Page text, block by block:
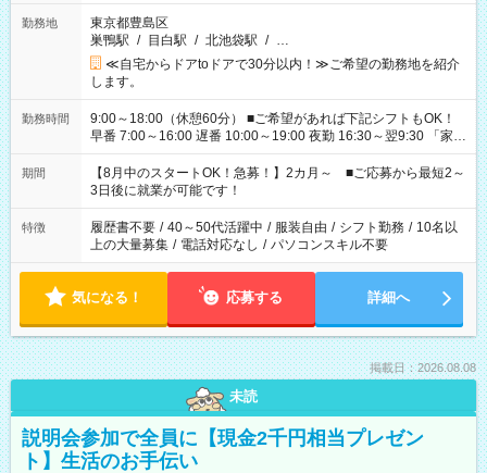
勤務地
東京都豊島区
巣鴨駅 / 目白駅 / 北池袋駅 / …
≪自宅からドアtoドアで30分以内！≫ご希望の勤務地を紹介
します。
勤務時間
9:00～18:00（休憩60分） ■ご希望があれば下記シフトもOK！
早番 7:00～16:00 遅番 10:00～19:00 夜勤 16:30～翌9:30 「家族
と休みを合わせたい」 「余裕を持って夕飯の準備がしたい」
「できれば残業はしたくない」 など、ご希望を教えてください
ね。 ※Wワーク希望の方へ 今ご覧のお仕事で希望する勤務時間
と、もう1つのお仕事の勤務時間。 合計で週40時間を超える場
合は応募できません。
期間
【8月中のスタートOK！急募！】2カ月～ ■ご応募から最短2～
3日後に就業が可能です！
特徴 履歴書不要 / 40～50代活躍中 / 服装自由 / シフト勤務 / 10名以
上の大量募集 / 電話対応なし / パソコンスキル不要
気になる！ 応募する 詳細へ
掲載日：2026.08.08
未読
説明会参加で全員に【現金2千円相当プレゼン
ト】生活のお手伝い